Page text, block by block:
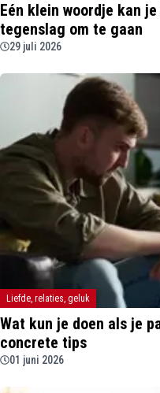
Eén klein woordje kan
tegenslag om te gaan
29 juli 2026
Liefde, relaties, geluk
Wat kun je doen als je
concrete tips
01 juni 2026